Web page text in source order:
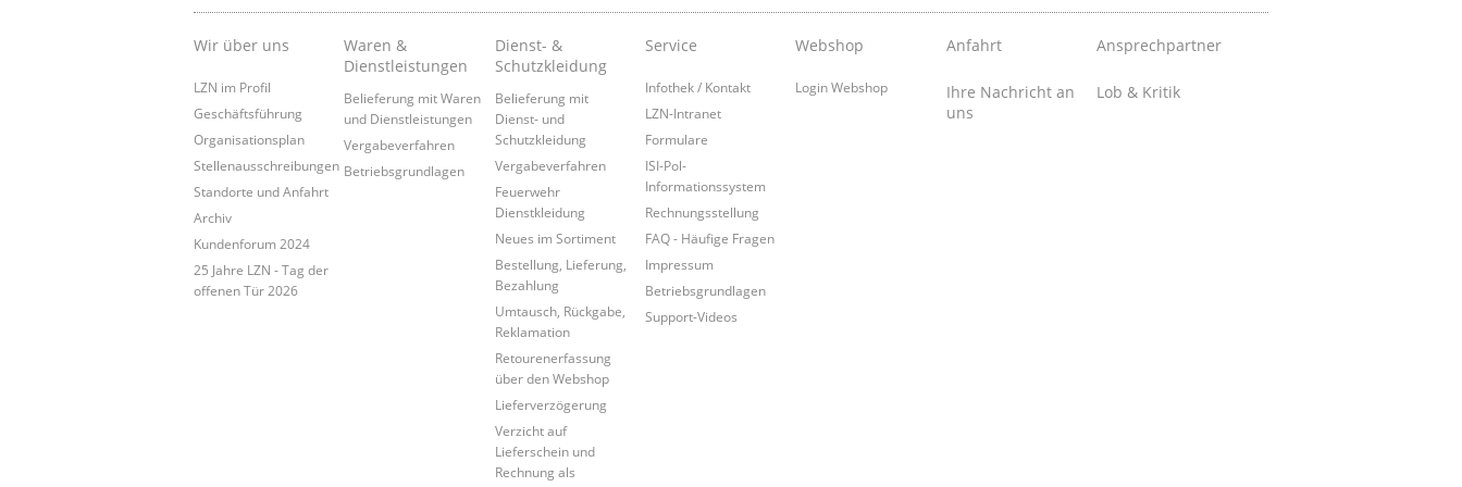
Wir über uns
LZN im Profil
Geschäftsführung
Organisationsplan
Stellenausschreibungen
Standorte und Anfahrt
Archiv
Kundenforum 2024
25 Jahre LZN - Tag der
offenen Tür 2026
Waren &
Dienstleistungen
Belieferung mit Waren
und Dienstleistungen
Vergabeverfahren
Betriebsgrundlagen
Dienst- &
Schutzkleidung
Belieferung mit
Dienst- und
Schutzkleidung
Vergabeverfahren
Feuerwehr
Dienstkleidung
Neues im Sortiment
Bestellung, Lieferung,
Bezahlung
Umtausch, Rückgabe,
Reklamation
Retourenerfassung
über den Webshop
Lieferverzögerung
Verzicht auf
Lieferschein und
Rechnung als
Service
Infothek / Kontakt
LZN-Intranet
Formulare
ISI-Pol-
Informationssystem
Rechnungsstellung
FAQ - Häufige Fragen
Impressum
Betriebsgrundlagen
Support-Videos
Webshop
Login Webshop
Anfahrt Ansprechpartner
Ihre Nachricht an
uns
Lob & Kritik